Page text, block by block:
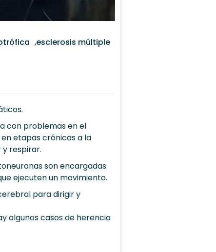
,esclerosis múltiple
con problemas en el
etapas crónicas a la
respirar.
son encargadas
ejecuten un movimiento.
para dirigir y
algunos casos de herencia